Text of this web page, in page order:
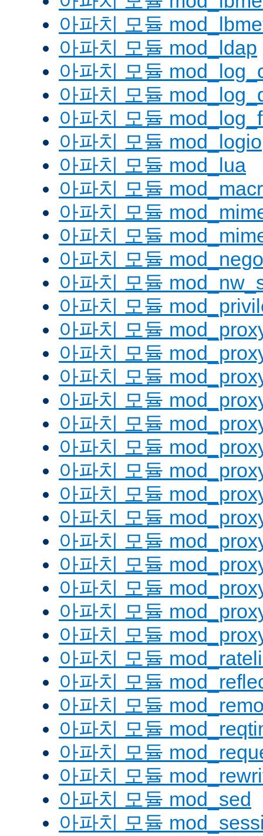
아파치 모듈
아파치 모듈 mod_ldap
아파치 모듈
아파치 모듈
아파치 모듈
아파치 모듈 mod_logio
아파치 모듈 mod_lua
아파치 모듈
아파치 모듈
아파치 모듈
아파치 모듈
아파치 모듈
아파치 모듈
아파치 모듈
아파치 모듈
아파치 모듈
아파치 모듈
아파치 모듈
아파치 모듈
아파치 모듈
아파치 모듈
아파치 모듈
아파치 모듈
아파치 모듈
아파치 모듈
아파치 모듈
아파치 모듈
아파치 모듈
아파치 모듈
아파치 모듈
아파치 모듈
아파치 모듈
아파치 모듈
아파치 모듈 mod_sed
아파치 모듈